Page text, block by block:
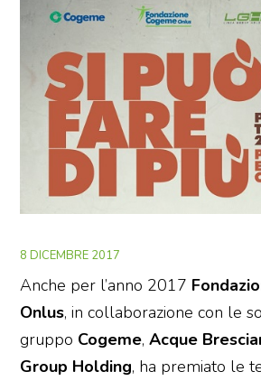
8 DICEMBRE 2017
Anche per l’anno 2017
Onlus, in collaborazione con le
gruppo Cogeme,Acque
Group Holding, ha premiato le